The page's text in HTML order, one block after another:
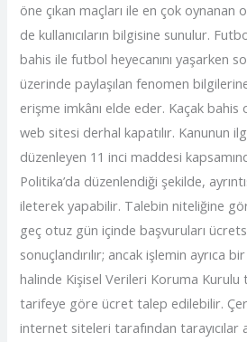
öne çıkan maçları ile en çok oynanan
de kullanıcıların bilgisine sunulur.
bahis ile futbol heyecanını yaşarken
üzerinde paylaşılan fenomen bilgilerine
erişme imkânı elde eder. Kaçak bahis
web sitesi derhal kapatılır. Kanunun
düzenleyen 11 inci maddesi
Politika’da düzenlendiği şekilde,
ileterek yapabilir. Talebin niteliğine
geç otuz gün içinde başvuruları
sonuçlandırılır; ancak işlemin ayrıca
halinde Kişisel Verileri Koruma Kurulu
tarifeye göre ücret talep edilebilir.
internet siteleri tarafından tarayıcılar